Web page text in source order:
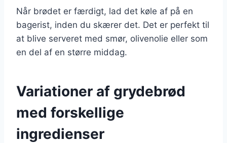
Når brødet er færdigt, lad det køle af på en
bagerist, inden du skærer det. Det er perfekt til
at blive serveret med smør, olivenolie eller som
en del af en større middag.
Variationer af grydebrød
med forskellige
ingredienser